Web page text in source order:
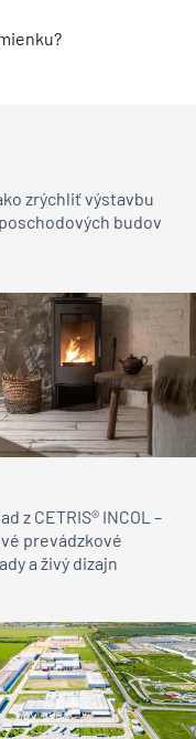
zrýchliť výstavbu
budov
z CETRIS® INCOL –
prevádzkové
a živý dizajn